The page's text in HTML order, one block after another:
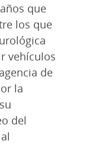
que
los que
vehículos
de
la
del